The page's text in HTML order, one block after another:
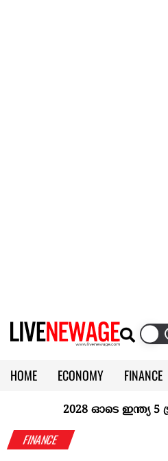
HOME ECONOMY FINANCE
KERALA @70
2028 ഓടെ ഇന്ത്യ 5
FINANCE